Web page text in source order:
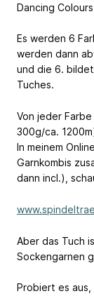
Dancing Colours
Es werden 6
werden dann
und die 6.
Tuches.
Von jeder
300g/ca.
In meinem
Garnkombis
dann incl.),
Aber das Tuch
Sockengarnen
Probiert es